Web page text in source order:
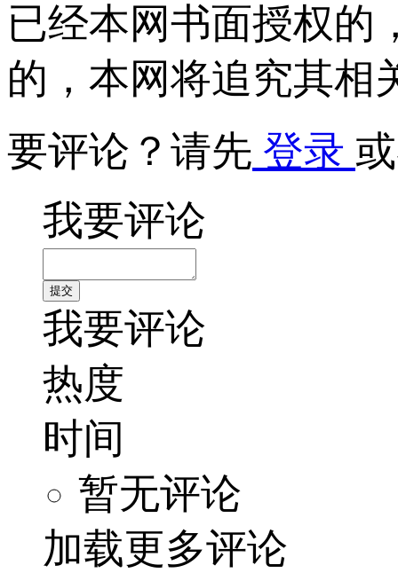
已经本网书面授权的
的，本网将追究其相
要评论？请先 登录
我要评论
我要评论
热度
时间
暂无评论
加载更多评论